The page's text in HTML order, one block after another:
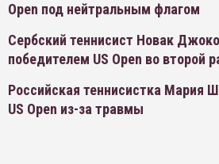
Open под нейтральным флагом
Сербский теннисист Новак
победителем US Open во второй
Российская теннисистка Мария
US Open из-за травмы